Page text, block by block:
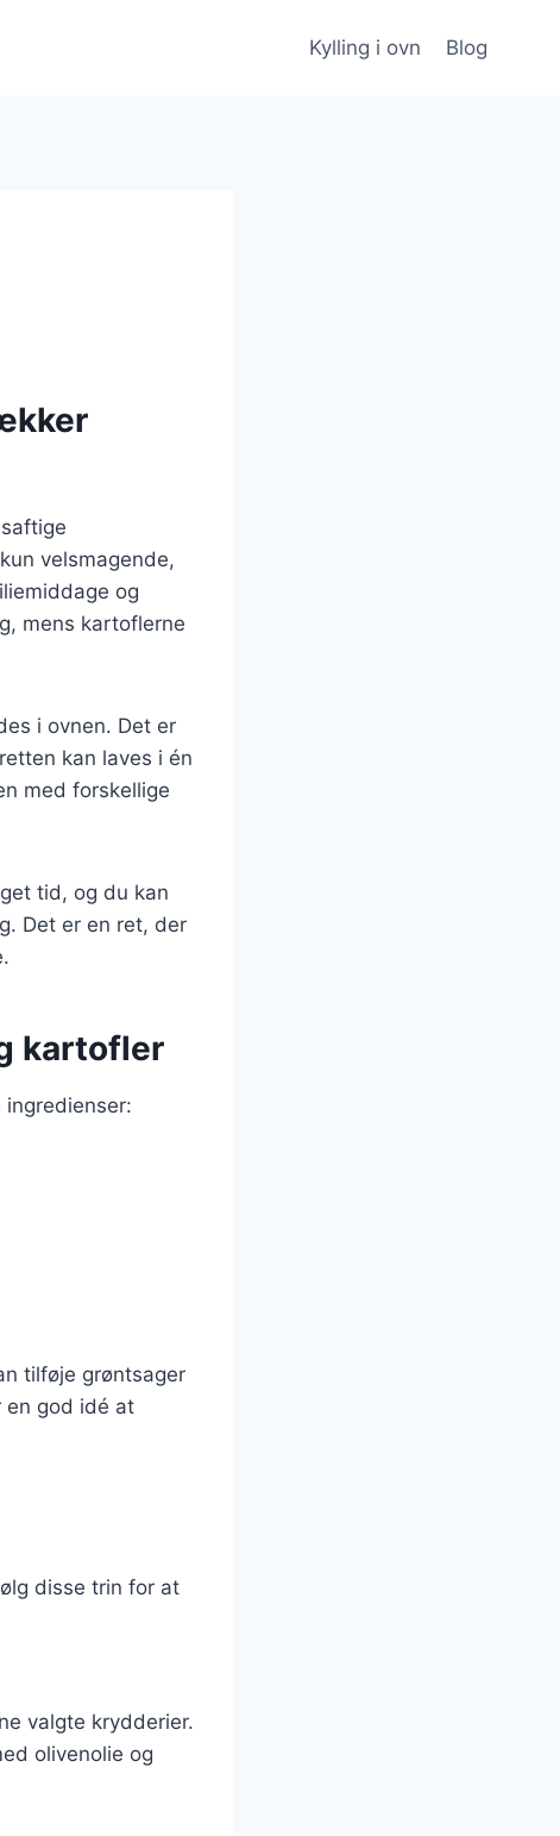
Kylling i ovn Blog
velsmagende,
og
mens kartoflerne
i ovnen. Det er
kan laves i én
med forskellige
tid, og du kan
Det er en ret, der
kartofler
tilføje grøntsager
en god idé at
disse trin for at
valgte krydderier.
olivenolie og